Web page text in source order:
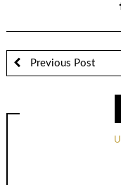
Previous Post